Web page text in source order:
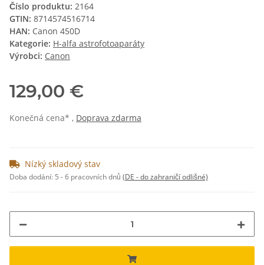
Číslo produktu: 2164
GTIN: 8714574516714
HAN: Canon 450D
Kategorie: H-alfa astrofotoaparáty
Výrobci: Canon
129,00 €
Konečná cena* , Doprava zdarma
Nízký skladový stav
Doba dodání: 5 - 6 pracovních dnů (DE - do zahraničí odlišné)